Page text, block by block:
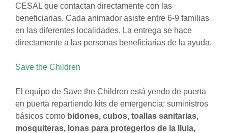
CESAL que contactan directamente con las
beneficiarias. Cada animador asiste entre 6-9 familias
en las diferentes localidades. La entrega se hace
directamente a las personas beneficiarias de la ayuda.
Save the Children
El equipo de Save the Children está yendo de puerta
en puerta repartiendo kits de emergencia: suministros
básicos como bidones, cubos, toallas sanitarias,
mosquiteras, lonas para protegerlos de la lluia,